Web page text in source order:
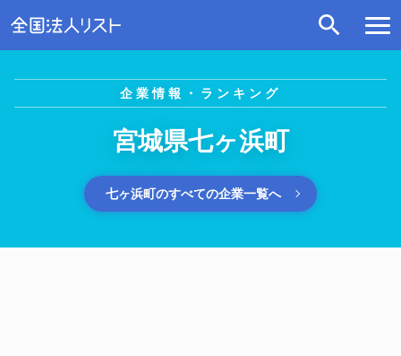
企業情報・ランキング
宮城県七ヶ浜町
七ヶ浜町のすべての企業一覧へ